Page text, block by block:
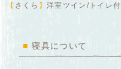
【 さくら 】 洋室ツイン/トイレ付
■ 寝具について